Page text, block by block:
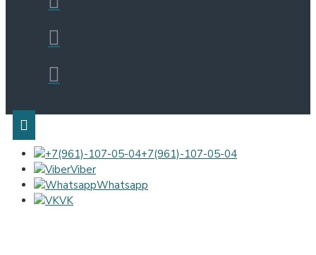
+7(961)-107-05-04
Viber
Whatsapp
VK